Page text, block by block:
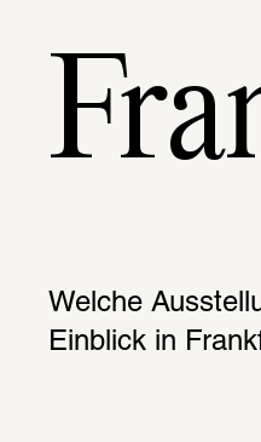
Welche
Einblick in